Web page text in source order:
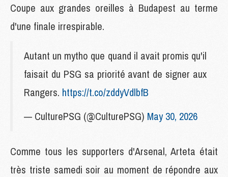
Coupe aux grandes oreilles à Budapest au terme
d'une finale irrespirable.
Autant un mytho que quand il avait promis qu'il
faisait du PSG sa priorité avant de signer aux
Rangers. https://t.co/zddyVdlbfB
— CulturePSG (@CulturePSG) May 30, 2026
Comme tous les supporters d'Arsenal, Arteta était
très triste samedi soir au moment de répondre aux